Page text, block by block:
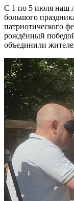
С 1 по 5 июля наш
большого
патриотического
рождённый
объединили